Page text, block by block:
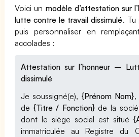
Voici un modèle d’attestation sur
lutte contre le travail dissimulé. Tu
puis personnaliser en
accolades :
Attestation sur l’honneur –
dissimulé
Je soussigné(e), {Prénom Nom},
de {Titre / Fonction}de la
dont le siège social est situé
immatriculée au Registre du